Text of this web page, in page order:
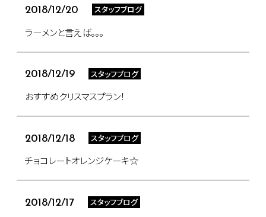
2018/12/20 スタッフブログ
ラーメンと言えば。。。
2018/12/19 スタッフブログ
おすすめクリスマスプラン！
2018/12/18 スタッフブログ
チョコレートオレンジケーキ☆
2018/12/17 スタッフブログ